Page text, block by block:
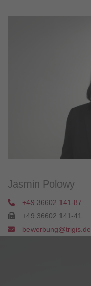
Jasmin Polowy
+49 36602 141-87
+49 36602 141-41
bewerbung@trigis.de